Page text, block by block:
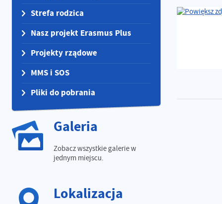
Strefa rodzica
Nasz projekt Erasmus Plus
Projekty rządowe
MMS i SOS
Pliki do pobrania
Galeria
Zobacz wszystkie galerie w
jednym miejscu.
Lokalizacja